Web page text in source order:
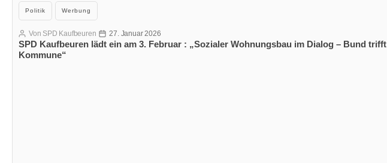
Kategorien
Politik Werbung
SPD Kaufbeuren lädt ein am 3. Februar : „Sozialer Wohnungsbau im Dialog – Bund trifft
Kommune“
Beitragsautor
Von SPD Kaufbeuren Veröffentlichungsdatum
27. Januar 2026